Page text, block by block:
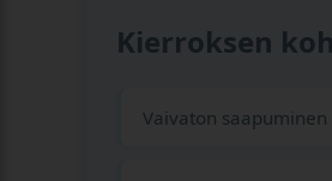
Kierroksen
Vaivaton